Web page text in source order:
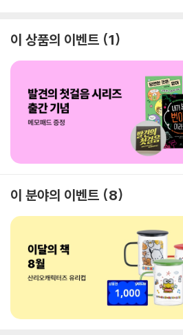
이 상품의 이벤트 1
이 분야의 이벤트 8